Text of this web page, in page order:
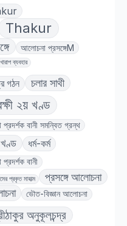
Thakur
আলোচনা প্রসঙ্গেM
খারাপ ব্যবহার
গঠন চলার সাথী
২য় খণ্ড
প্রদর্শক বানী সমন্বিত গ্রন্থ
ধর্ম-কর্ম
বানী
প্রকৃত মাহাত্ম প্রসঙ্গে আলোচনা
ভৌত-বিজ্ঞান আলোচনা
অনুকূলচন্দ্র